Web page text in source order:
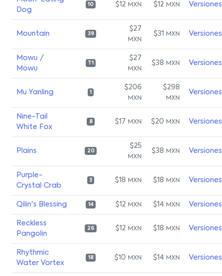
Dog
10 $12 MXN $12 MXN Versiones
Mountain 39
$27
MXN
$31 MXN Versiones
Mowu /
Mowu
T1
$27
MXN
$38 MXN Versiones
Mu Yanling 1
$206
MXN
$298
MXN
Versiones
Nine-Tail
White Fox
8 $17 MXN $20 MXN Versiones
Plains 20
$25
MXN
$38 MXN Versiones
Purple-
Crystal Crab
3 $18 MXN $18 MXN Versiones
Qilin's Blessing 14 $12 MXN $14 MXN Versiones
Reckless
Pangolin
26 $12 MXN $18 MXN Versiones
Rhythmic
Water Vortex
18 $10 MXN $14 MXN Versiones